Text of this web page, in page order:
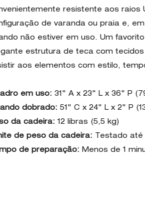
resistente aos raios
de varanda ou praia e,
não estiver em uso. Um
estrutura de teca com
aos elementos com estilo,
em uso: 31" A x 23" L x 36" P
dobrado: 51" C x 24" L x 2" P
da cadeira:12 libras (5,5 kg)
de peso da cadeira:
Testado até
de preparação: Menos de 1